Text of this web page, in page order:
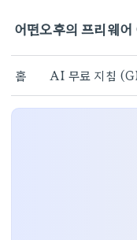
어떤오후의 프리웨
홈 AI 무료 지침